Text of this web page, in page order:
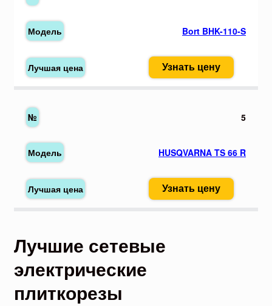
Bort BHK-110-S
Узнать цену
5
HUSQVARNA TS 66 R
Узнать цену
Лучшие сетевые
электрические
плиткорезы